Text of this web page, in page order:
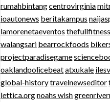
rumahbintangcentrovirginia
ioautonews beritakampus
lamorenetaeventos thefullfitness
walangsari bearrockfoods
projectparadisegame
oaklandpolicebeatatxukale
global-historytravelnewseditor
lettica.orgnoahs wish